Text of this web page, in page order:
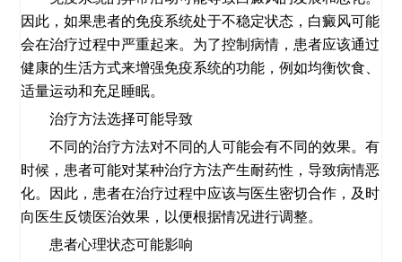
因此，如果患者的免疫系统处于不稳定状态，白癜风可能
会在治疗过程中严重起来。为了控制病情，患者应该通过
健康的生活方式来增强免疫系统的功能，例如均衡饮食、
适量运动和充足睡眠。
治疗方法选择可能导致
不同的治疗方法对不同的人可能会有不同的效果。有
时候，患者可能对某种治疗方法产生耐药性，导致病情恶
化。因此，患者在治疗过程中应该与医生密切合作，及时
向医生反馈医治效果，以便根据情况进行调整。
患者心理状态可能影响